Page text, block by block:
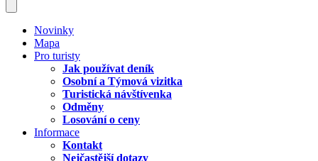
Novinky
Mapa
Pro turisty
Jak používat deník
Osobní a Týmová vizitka
Turistická návštívenka
Odměny
Losování o ceny
Informace
Kontakt
Nejčastější dotazy